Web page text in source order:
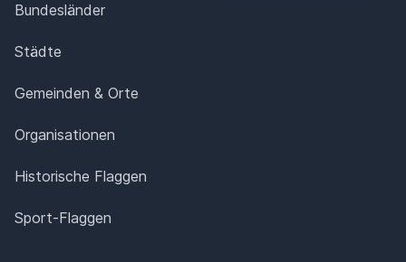
Bundesländer
Städte
Gemeinden & Orte
Organisationen
Historische Flaggen
Sport-Flaggen